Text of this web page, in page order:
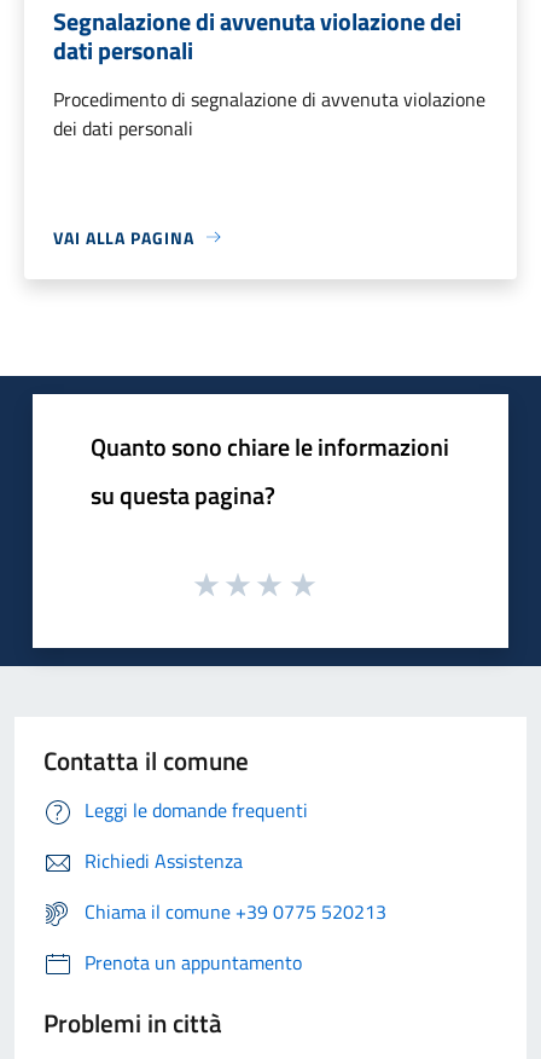
Segnalazione di avvenuta violazione dei
dati personali
Procedimento di segnalazione di avvenuta violazione
dei dati personali
VAI ALLA PAGINA
Quanto sono chiare le informazioni
su questa pagina?
Contatta il comune
Leggi le domande frequenti
Richiedi Assistenza
Chiama il comune +39 0775 520213
Prenota un appuntamento
Problemi in città